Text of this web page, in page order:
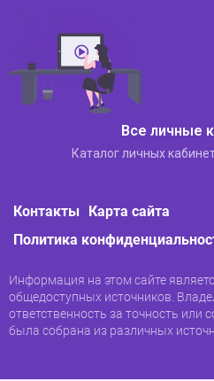
Все личные
Каталог личных
Контакты
Карта сайта
Политика
Информация на этом сайте
общедоступных источников.
ответственность за точность или
была собрана из различных